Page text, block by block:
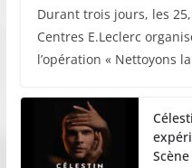
Durant trois jours, les
Centres E.Leclerc
l’opération « Nettoyons